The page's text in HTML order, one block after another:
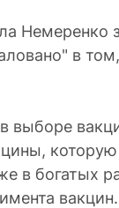
Немеренко
в том,
выборе
в богатых